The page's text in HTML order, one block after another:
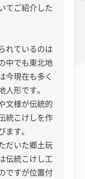
てご紹介した
れているのは
中でも東北地
今現在も多く
形です。
文様が伝統的
統こけしを作
す。
だいた郷土玩
伝統こけし工
ですが位置付